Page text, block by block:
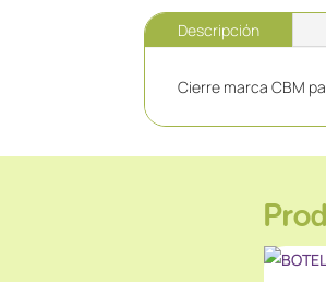
Descripción
Cierre marca CBM